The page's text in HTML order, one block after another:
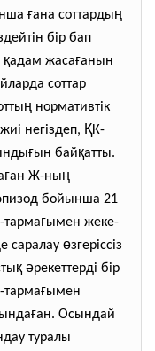
ғана соттардың
бір бап
қадам жасағанын
соттар
ң нормативтік
негіздеп, ҚК-
ғын байқатты.
ған Ж-ның
бойынша 21
тармағымен жеке-
саралау өзгеріссіз
қ әрекеттерді бір
тармағымен
ған. Осындай
туралы